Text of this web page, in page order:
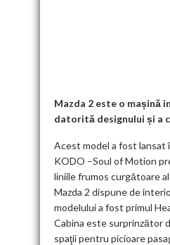
k
Mazda 2 este o mașină
datorită designului și a
Acest model a fost lansat
KODO –Soul of Motion
liniile frumos curgătoare
Mazda 2 dispune de
modelului a fost primul
Cabina este surprinzător
spaţii pentru picioare